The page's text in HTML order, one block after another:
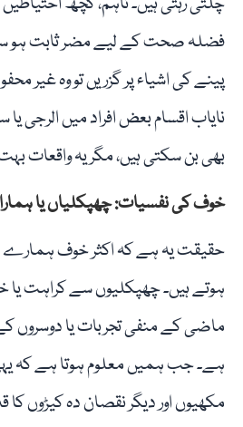
فضلہ صحت کے لیے مضر ثابت ہو
پینے کی اشیاء پر گزریں تو وہ غیر
نایاب اقسام بعض افراد میں الرجی
بھی بن سکتی ہیں، مگر یہ واقعات
خوف کی نفسیات: چھپکلیاں یا
حقیقت یہ ہے کہ اکثر خوف ہمارے
ہوتے ہیں۔ چھپکلیوں سے کراہت
ماضی کے منفی تجربات یا دوسروں
ہے۔ جب ہمیں معلوم ہوتا ہے کہ
مکھیوں اور دیگر نقصان دہ کیڑوں